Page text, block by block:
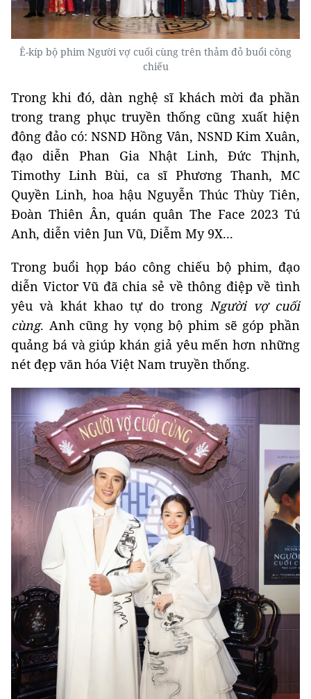
Ê-kíp bộ phim Người vợ cuối cùng trên thảm đỏ buổi công
chiếu
Trong khi đó, dàn nghệ sĩ khách mời đa phần
trong trang phục truyền thống cũng xuất hiện
đông đảo có: NSND Hồng Vân, NSND Kim Xuân,
đạo diễn Phan Gia Nhật Linh, Đức Thịnh,
Timothy Linh Bùi, ca sĩ Phương Thanh, MC
Quyền Linh, hoa hậu Nguyễn Thúc Thùy Tiên,
Đoàn Thiên Ân, quán quân The Face 2023 Tú
Anh, diễn viên Jun Vũ, Diễm My 9X...
Trong buổi họp báo công chiếu bộ phim, đạo
diễn Victor Vũ đã chia sẻ về thông điệp về tình
yêu và khát khao tự do trong Người vợ cuối
cùng. Anh cũng hy vọng bộ phim sẽ góp phần
quảng bá và giúp khán giả yêu mến hơn những
nét đẹp văn hóa Việt Nam truyền thống.